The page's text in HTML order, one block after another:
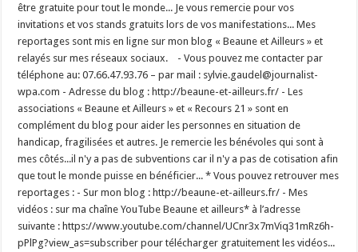
être gratuite pour tout le monde... Je vous remercie pour vos
invitations et vos stands gratuits lors de vos manifestations... Mes
reportages sont mis en ligne sur mon blog « Beaune et Ailleurs » et
relayés sur mes réseaux sociaux. - Vous pouvez me contacter par
téléphone au: 07.66.47.93.76 – par mail : sylvie.gaudel@journalist-
wpa.com - Adresse du blog : http://beaune-et-ailleurs.fr/ - Les
associations « Beaune et Ailleurs » et « Recours 21 » sont en
complément du blog pour aider les personnes en situation de
handicap, fragilisées et autres. Je remercie les bénévoles qui sont à
mes côtés...il n'y a pas de subventions car il n'y a pas de cotisation afin
que tout le monde puisse en bénéficier... * Vous pouvez retrouver mes
reportages : - Sur mon blog : http://beaune-et-ailleurs.fr/ - Mes
vidéos : sur ma chaîne YouTube Beaune et ailleurs* à l’adresse
suivante : https://www.youtube.com/channel/UCnr3x7mViq31mRz6h-
pPlPg?view_as=subscriber pour télécharger gratuitement les vidéos...